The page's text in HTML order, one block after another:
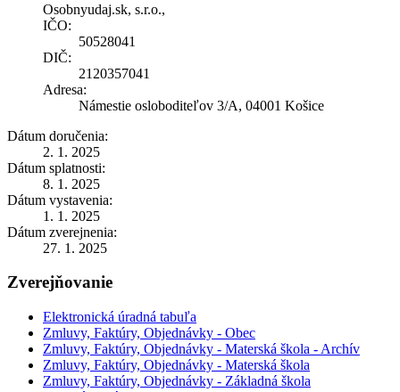
Osobnyudaj.sk, s.r.o.,
IČO:
50528041
DIČ:
2120357041
Adresa:
Námestie osloboditeľov 3/A, 04001 Košice
Dátum doručenia:
2. 1. 2025
Dátum splatnosti:
8. 1. 2025
Dátum vystavenia:
1. 1. 2025
Dátum zverejnenia:
27. 1. 2025
Zverejňovanie
Elektronická úradná tabuľa
Zmluvy, Faktúry, Objednávky - Obec
Zmluvy, Faktúry, Objednávky - Materská škola - Archív
Zmluvy, Faktúry, Objednávky - Materská škola
Zmluvy, Faktúry, Objednávky - Základná škola